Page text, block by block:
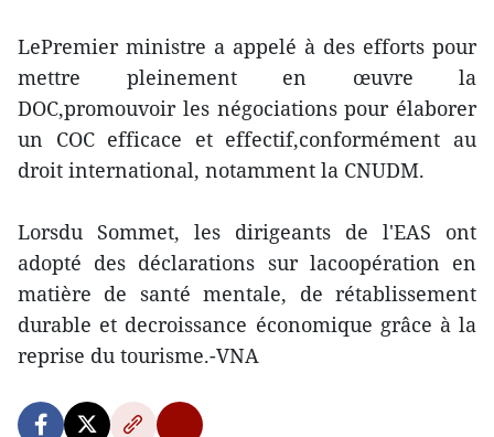
LePremier ministre a appelé à des efforts pour
mettre pleinement en œuvre la
DOC,promouvoir les négociations pour élaborer
un COC efficace et effectif,conformément au
droit international, notamment la CNUDM.
Lorsdu Sommet, les dirigeants de l'EAS ont
adopté des déclarations sur lacoopération en
matière de santé mentale, de rétablissement
durable et decroissance économique grâce à la
reprise du tourisme.-VNA